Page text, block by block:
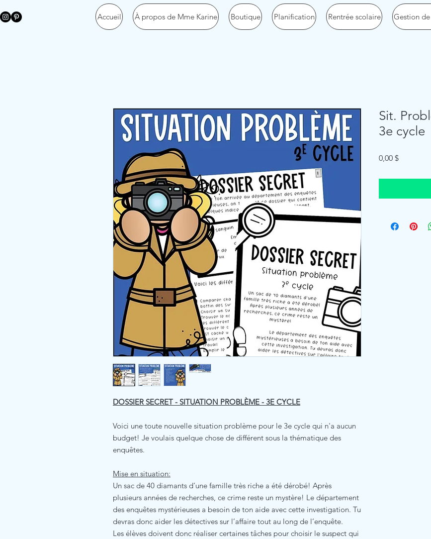
Accueil À propos de Mme Karine Boutique Planification Rentrée scolaire Gestion de
DOSSIER SECRET - SITUATION PROBLÈME - 3E CYCLE
Voici une toute nouvelle situation problème pour le 3e cycle qui n'a aucun
budget! Je voulais quelque chose de différent sous la thématique des
enquêtes.
Mise en situation:
Un sac de 40 diamants d’une famille très riche a été dérobé! Après
plusieurs années de recherches, ce crime reste un mystère! Le département
des enquêtes mystérieuses a besoin de ton aide avec cette investigation. Tu
devras donc aider les détectives sur l’affaire tout au long de l’enquête.
Les élèves doivent donc réaliser certaines tâches pour choisir le suspect qui
Sit.
3e cycle
0,00 $Price